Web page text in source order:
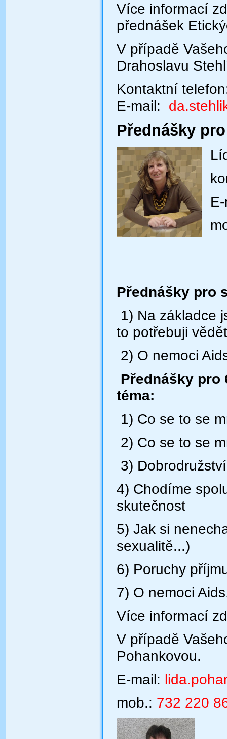
Více informací
přednášek
V případě
Drahoslavu
Kontaktní
E-mail:
Přednášky
Přednášky pro
1) Na základce
to potřebuji
2) O nemoci
Přednášky pro
téma:
1) Co se to se
2) Co se to se
3)
4) Chodíme
skutečnost
5) Jak si
sexualitě...)
6) Poruchy
7) O nemoci
Více informací
V případě
Pohankovou.
E-mail:
mob.: 732 220